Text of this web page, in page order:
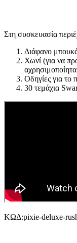
Στη συσκευασία
Διάφανο
Χωνί (για να
Οδηγίες για το
30 τεμάχια
ΚΩΔ:pixie-deluxe-